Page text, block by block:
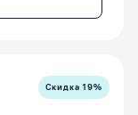
Скидка19%